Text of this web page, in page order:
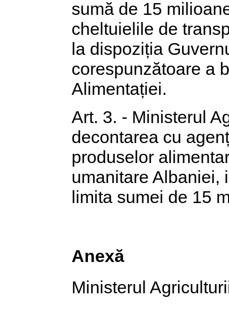
sumă de 15
cheltuielile de
la dispoziția
corespunzătoare a
Alimentației.
Art. 3. - Ministerul
decontarea cu
produselor
umanitare Albaniei,
limita sumei de 15
Anexă
Ministerul